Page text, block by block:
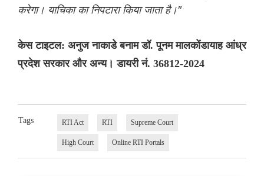
करेगा। याचिका का निपटारा किया जाता है।"
केस टाइटल: अनुज नाकाडे बनाम डॉ. पूनम मालकोंडायाह आंध्र
प्रदेश सरकार और अन्य। डायरी नं. 36812-2024
Tags RTI Act RTI Supreme Court
High Court Online RTI Portals